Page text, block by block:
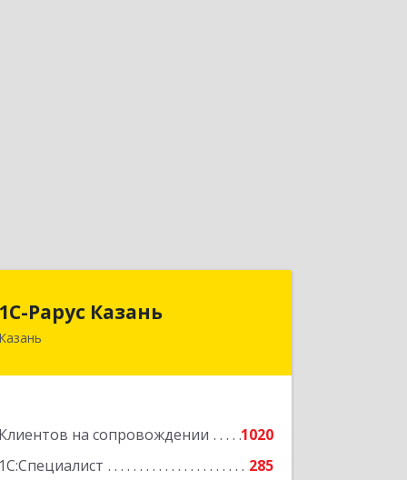
1С-Рарус Казань
Казань
Клиентов на сопровождении
1020
1С:Специалист
285
420088, Татарстан Респ, Казань г,